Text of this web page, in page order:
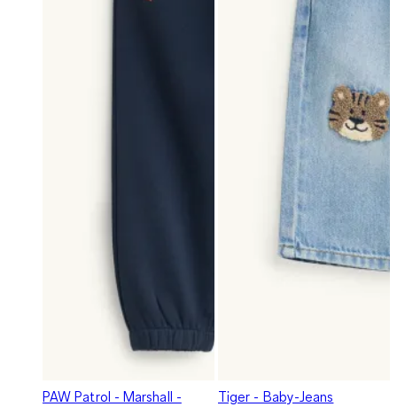
PAW Patrol - Marshall -
Tiger - Baby-Jeans